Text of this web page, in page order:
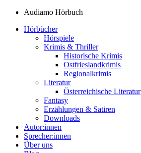
Audiamo Hörbuch
Hörbücher
Hörspiele
Krimis & Thriller
Historische Krimis
Ostfrieslandkrimis
Regionalkrimis
Literatur
Österreichische Literatur
Fantasy
Erzählungen & Satiren
Downloads
Autor:innen
Sprecher:innen
Über uns